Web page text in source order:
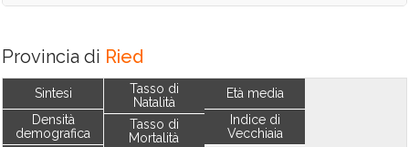
Provincia di Ried
Sintesi
Densità
demografica
Tasso di
Natalità
Tasso di
Mortalità
Età media
Indice di
Vecchiaia